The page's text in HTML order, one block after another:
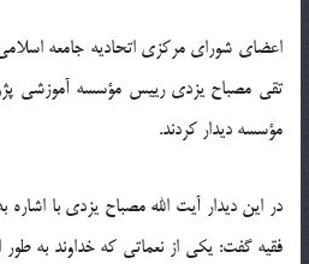
اعضای شورای مرکزی اتحادیه جامعه
تقی مصباح یزدی رییس مؤسسه آموزشی
مؤسسه دیدار کردند.
در این دیدار آیت‏ الله مصباح یزدی با
فقیه گفت: یکی از نعماتی که خداوند به